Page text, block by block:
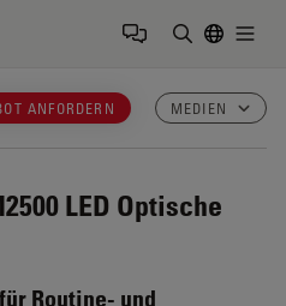
ANFORDERN MEDIEN
LED Optische
Routine- und